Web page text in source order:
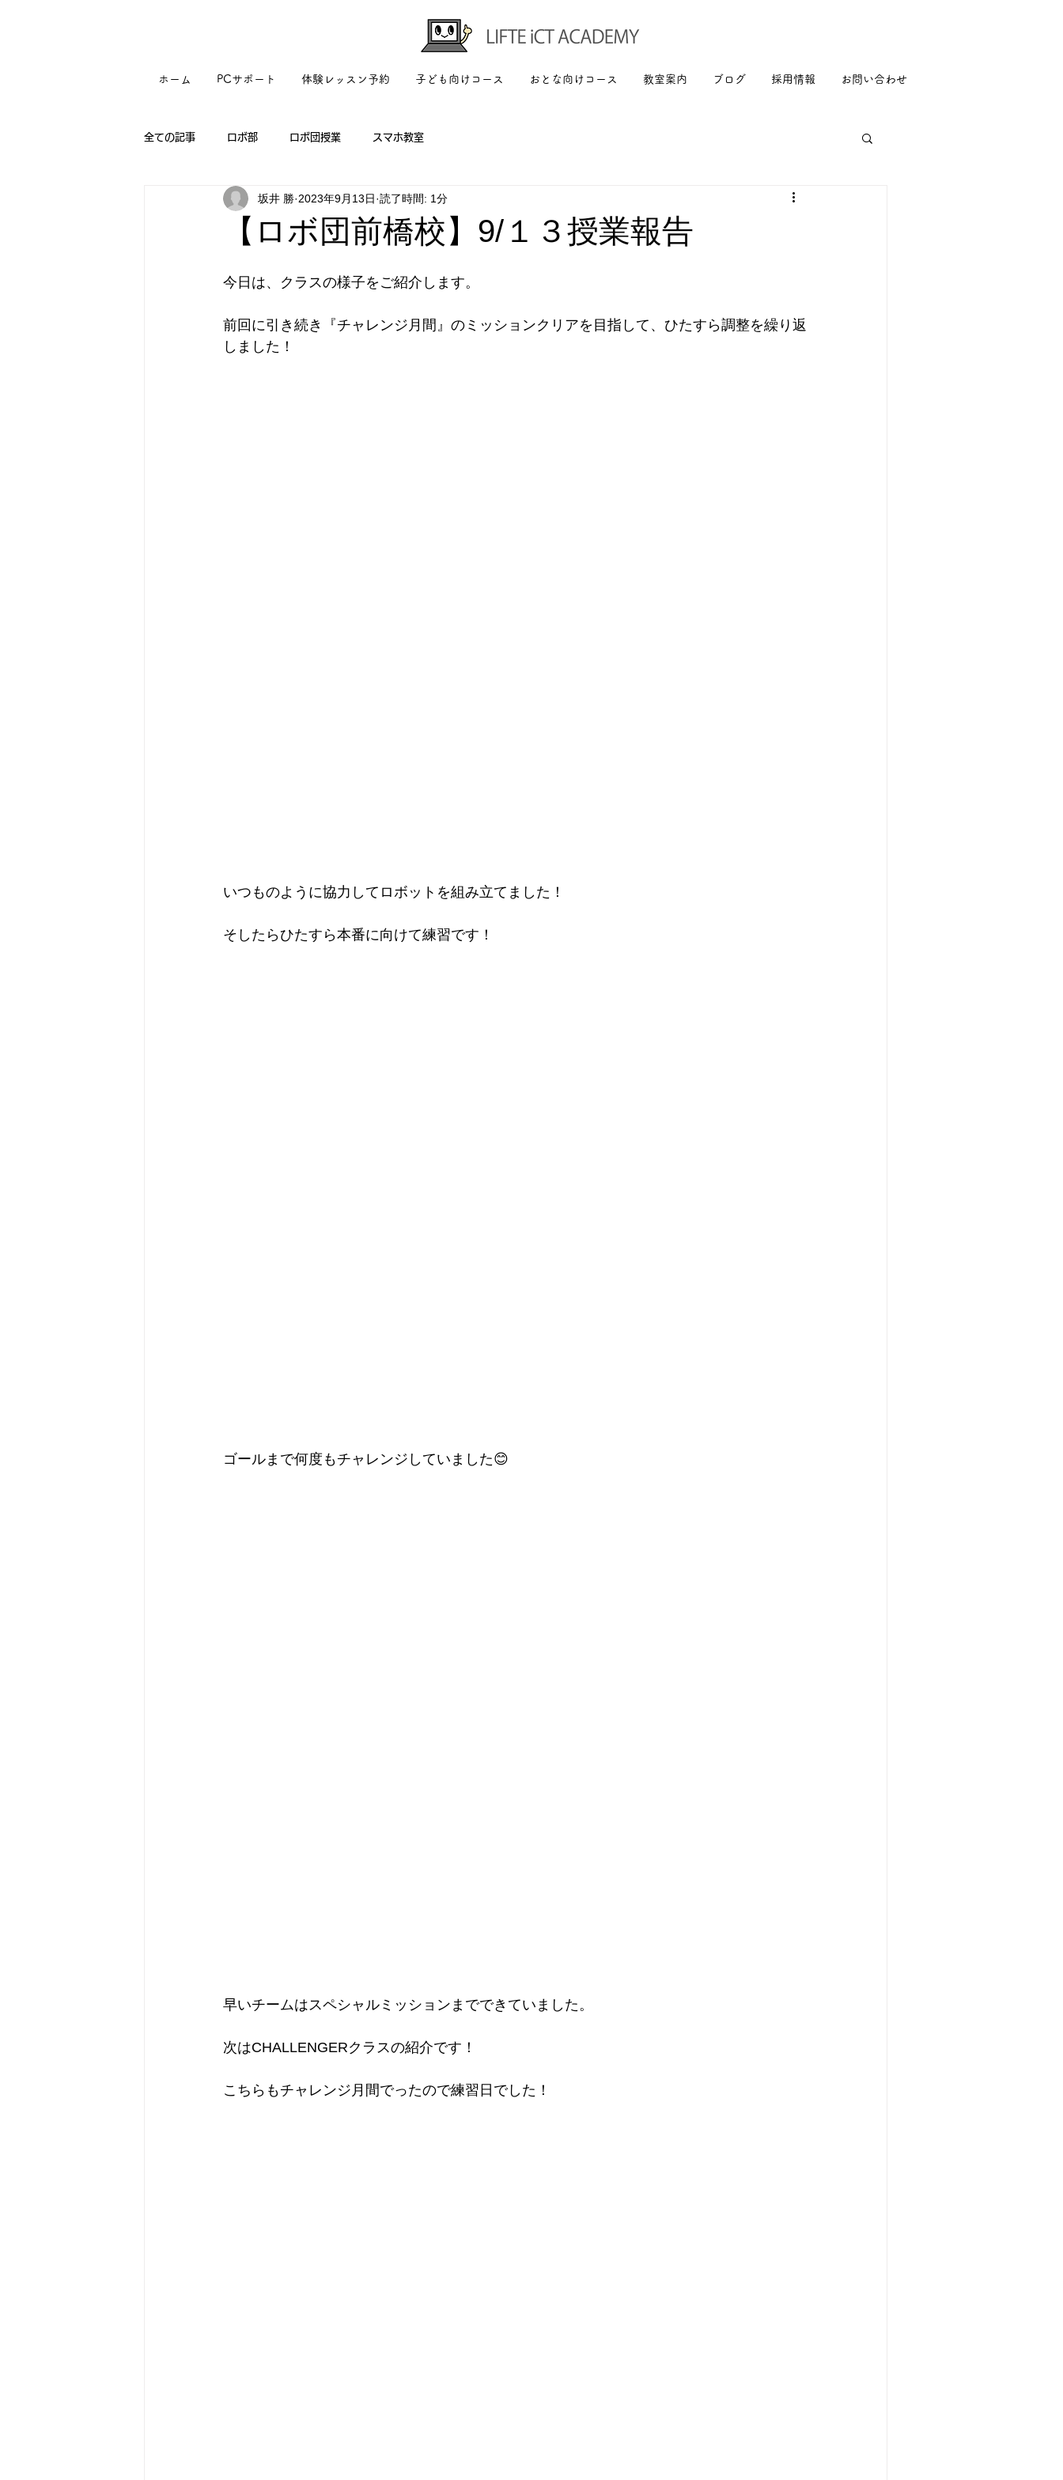
ホーム PCサポート 体験レッスン予約 子ども向けコース おとな向けコース 教室案内 ブログ 採用情報 お問い合わせ
全ての記事 ロボ部 ロボ団授業 スマホ教室
【ロボ団前橋校】9/１３授業報告
坂井 勝 2023年9月13日 読了時間: 1分
今日は、クラスの様子をご紹介します。
前回に引き続き『チャレンジ月間』のミッションクリアを目指して、ひたすら調整を繰り返
しました！
いつものように協力してロボットを組み立てました！
そしたらひたすら本番に向けて練習です！
ゴールまで何度もチャレンジしていました😊
早いチームはスペシャルミッションまでできていました。
次はCHALLENGERクラスの紹介です！
こちらもチャレンジ月間でったので練習日でした！